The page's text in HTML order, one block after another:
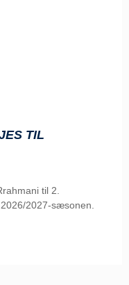
TIL
til 2.
2027-sæsonen.